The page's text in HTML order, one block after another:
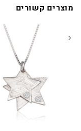
מוצרים קשורים